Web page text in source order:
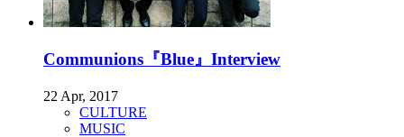
Communions『Blue』Interview
22 Apr, 2017
CULTURE
MUSIC